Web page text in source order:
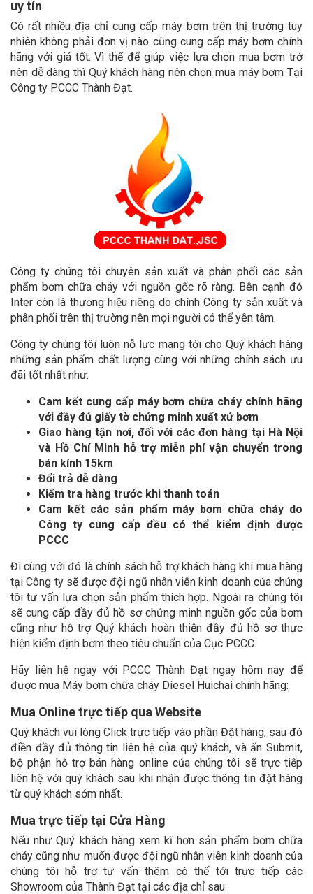
uy tín
Có rất nhiều địa chỉ cung cấp máy bơm trên thị trường tuy
nhiên không phải đơn vị nào cũng cung cấp máy bơm chính
hãng với giá tốt. Vì thế để giúp việc lựa chọn mua bơm trở
nên dễ dàng thì Quý khách hàng nên chọn mua máy bơm Tại
Công ty PCCC Thành Đạt.
Công ty chúng tôi chuyên sản xuất và phân phối các sản
phẩm bơm chữa cháy với nguồn gốc rõ ràng. Bên cạnh đó
Inter còn là thương hiệu riêng do chính Công ty sản xuất và
phân phối trên thị trường nên mọi người có thể yên tâm.
Công ty chúng tôi luôn nỗ lực mang tới cho Quý khách hàng
những sản phẩm chất lượng cùng với những chính sách ưu
đãi tốt nhất như:
Cam kết cung cấp máy bơm chữa cháy chính hãng
với đầy đủ giấy tờ chứng minh xuất xứ bơm
Giao hàng tận nơi, đối với các đơn hàng tại Hà Nội
và Hồ Chí Minh hỗ trợ miễn phí vận chuyển trong
bán kính 15km
Đổi trả dễ dàng
Kiểm tra hàng trước khi thanh toán
Cam kết các sản phẩm máy bơm chữa cháy do
Công ty cung cấp đều có thể kiểm định được
PCCC
Đi cùng với đó là chính sách hỗ trợ khách hàng khi mua hàng
tại Công ty sẽ được đội ngũ nhân viên kinh doanh của chúng
tôi tư vấn lựa chọn sản phẩm thích hợp. Ngoài ra chúng tôi
sẽ cung cấp đầy đủ hồ sơ chứng minh nguồn gốc của bơm
cũng như hỗ trợ Quý khách hoàn thiện đầy đủ hồ sơ thực
hiện kiểm định bơm theo tiêu chuẩn của Cục PCCC.
Hãy liên hệ ngay với PCCC Thành Đạt ngay hôm nay để
được mua Máy bơm chữa cháy Diesel Huichai chính hãng:
Mua Online trực tiếp qua Website
Quý khách vui lòng Click trực tiếp vào phần Đặt hàng, sau đó
điền đầy đủ thông tin liên hệ của quý khách, và ấn Submit,
bộ phận hỗ trợ bán hàng online của chúng tôi sẽ trực tiếp
liên hệ với quý khách sau khi nhận được thông tin đặt hàng
từ quý khách sớm nhất.
Mua trực tiếp tại Cửa Hàng
Nếu như Quý khách hàng xem kĩ hơn sản phẩm bơm chữa
cháy cũng như muốn được đội ngũ nhân viên kinh doanh của
chúng tôi hỗ trợ tư vấn thêm có thể tới trực tiếp các
Showroom của Thành Đạt tại các địa chỉ sau: